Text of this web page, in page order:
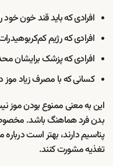
افرادی که باید قند خون خود
افرادی که رژیم
افرادی که پزشک برایشان
کسانی که با مصرف زیاد
این به معنی ممنوع بودن موز
بدن فرد هماهنگ باشد.
پتاسیم دارند، بهتر است
تغذیه مشورت کنند.